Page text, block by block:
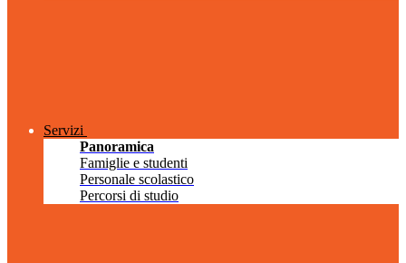
Servizi
Panoramica
Famiglie e studenti
Personale scolastico
Percorsi di studio